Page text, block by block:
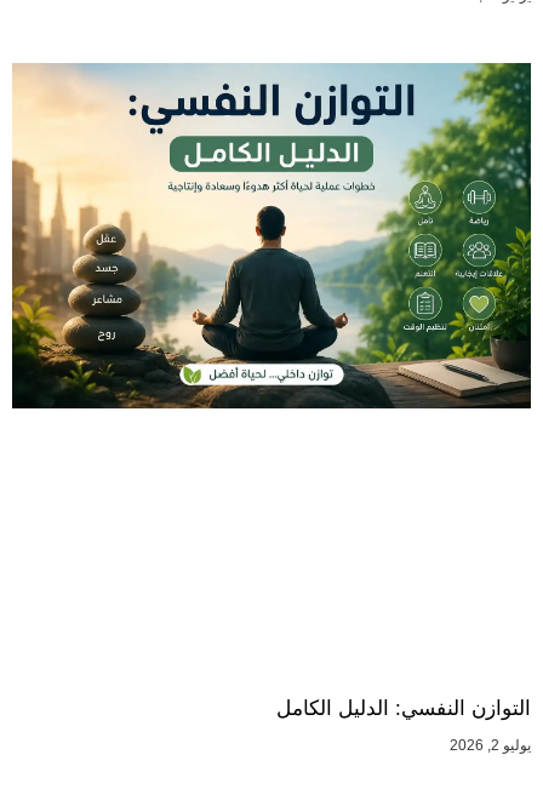
التوازن النفسي: الدليل الكامل
يوليو 2, 2026